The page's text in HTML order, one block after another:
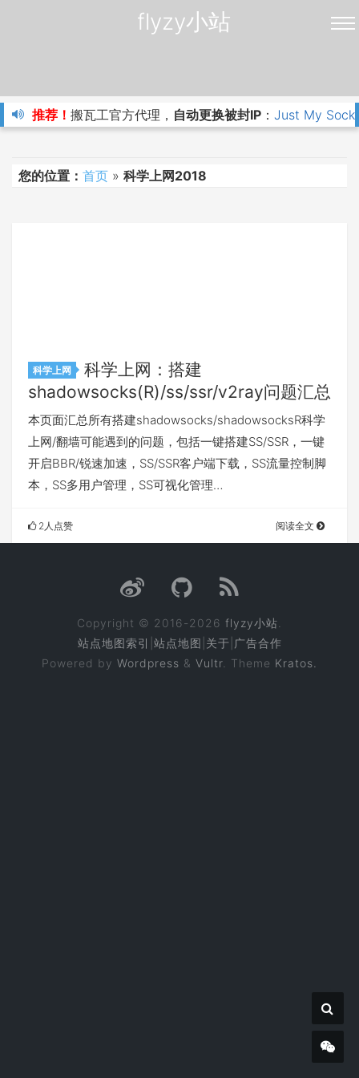
flyzy小站
推荐！ 搬瓦工官方代理， 自动更换被封IP ： Just My
您的位置： 首页 » 科学上网2018
科学上网
科学上网：搭建
shadowsocks(R)/ss/ssr/v2ray问题汇总
本页面汇总所有搭建shadowsocks/shadowsocksR科学
上网/翻墙可能遇到的问题，包括一键搭建SS/SSR，一键
开启BBR/锐速加速，SS/SSR客户端下载，SS流量控制脚
本，SS多用户管理，SS可视化管理…
2人点赞 阅读全文
Copyright © 2016-2026 flyzy小站
站点地图索引 站点地图 关于 广告合作
Powered by Wordpress & Vultr . Theme Kratos.